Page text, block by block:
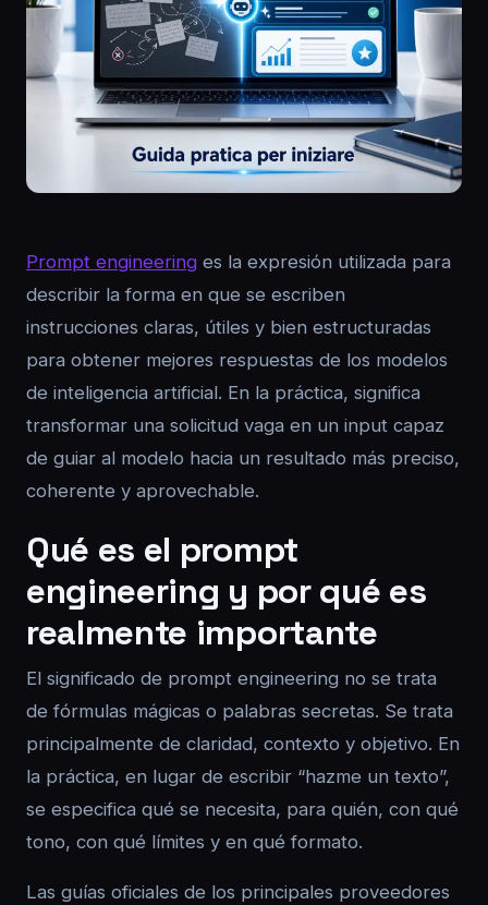
Prompt engineering es la expresión utilizada para
describir la forma en que se escriben
instrucciones claras, útiles y bien estructuradas
para obtener mejores respuestas de los modelos
de inteligencia artificial. En la práctica, significa
transformar una solicitud vaga en un input capaz
de guiar al modelo hacia un resultado más preciso,
coherente y aprovechable.
Qué es el prompt
engineering y por qué es
realmente importante
El significado de prompt engineering no se trata
de fórmulas mágicas o palabras secretas. Se trata
principalmente de claridad, contexto y objetivo. En
la práctica, en lugar de escribir “hazme un texto”,
se especifica qué se necesita, para quién, con qué
tono, con qué límites y en qué formato.
Las guías oficiales de los principales proveedores